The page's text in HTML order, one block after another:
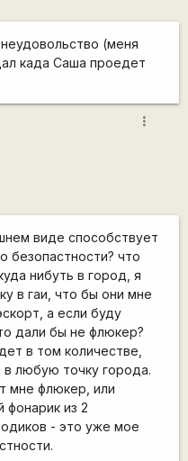
(меня
када Саша проедет
more_vert
виде способствует
безопастности? что
нибуть в город, я
в гаи, что бы они мне
а если буду
дали бы не флюкер?
в том количестве,
любую точку города.
мне флюкер, или
фонарик из 2
- это уже мое